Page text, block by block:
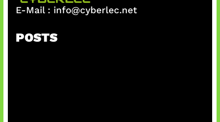
E-Mail : info@cyberlec.net
POSTS